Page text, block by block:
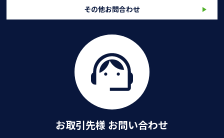
その他お問合わせ
お取引先様 お問い合わせ